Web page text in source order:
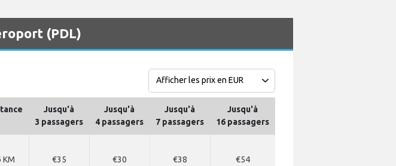
(PDL)
Jusqu'à
3 passagers
Jusqu'à
4 passagers
Jusqu'à
7 passagers
Jusqu'à
16 passagers
KM €35 €30 €38 €54